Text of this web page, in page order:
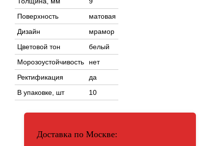
Поверхность
матовая
Дизайн
мрамор
Цветовой тон
белый
Морозоустойчивость
нет
Ректификация
да
В упаковке, шт
10
Доставка по Москве: